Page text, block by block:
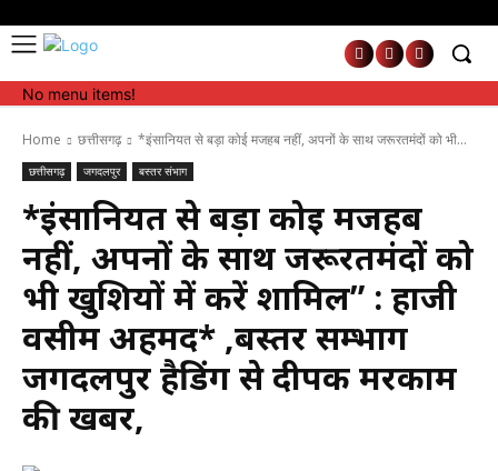
No menu items!
Home छत्तीसगढ़ *इंसानियत से बड़ा कोई मजहब नहीं, अपनों के साथ जरूरतमंदों को भी...
छत्तीसगढ़ जगदलपुर बस्तर संभाग
*इंसानियत से बड़ा कोई मजहब
नहीं, अपनों के साथ जरूरतमंदों को
भी खुशियों में करें शामिल” : हाजी
वसीम अहमद* ,बस्तर सम्भाग
जगदलपुर हैडिंग से दीपक मरकाम
की खबर,